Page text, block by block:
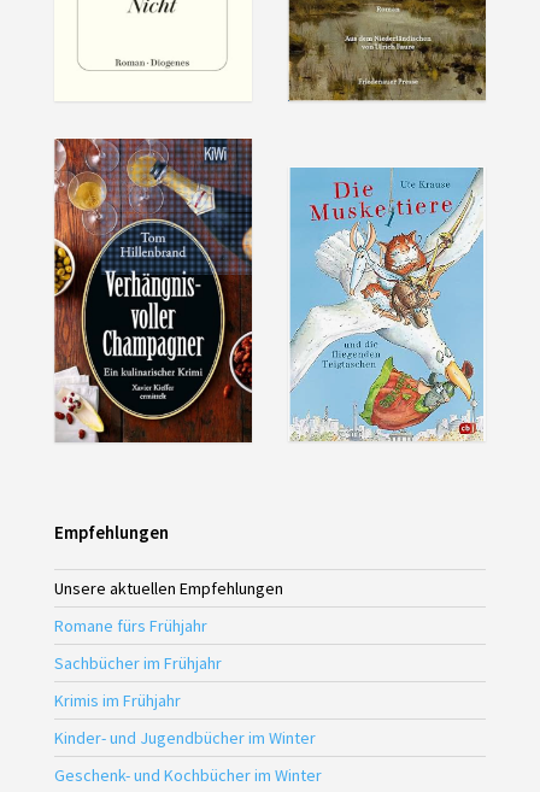
Empfehlungen
Unsere aktuellen Empfehlungen
Romane fürs Frühjahr
Sachbücher im Frühjahr
Krimis im Frühjahr
Kinder- und Jugendbücher im Winter
Geschenk- und Kochbücher im Winter